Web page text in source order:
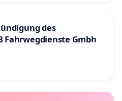
des
Fahrwegdienste Gmbh